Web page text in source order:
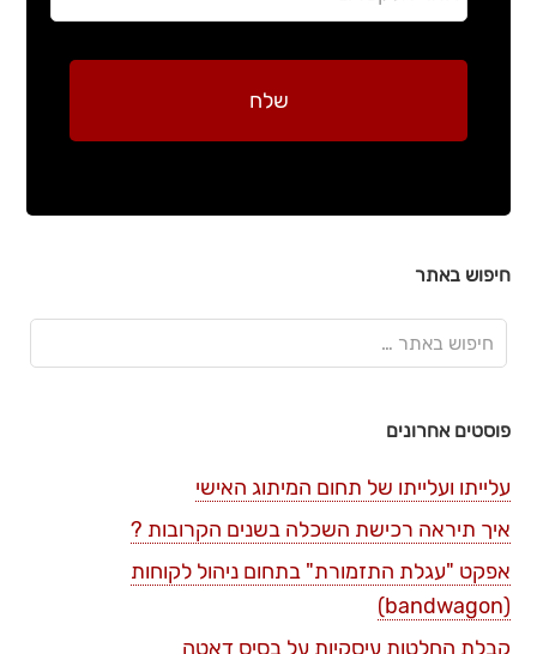
חיפוש באתר
פוסטים אחרונים
עלייתו ועלייתו של תחום המיתוג האישי
איך תיראה רכישת השכלה בשנים הקרובות ?
אפקט "עגלת התזמורת" בתחום ניהול לקוחות
(bandwagon)
קבלת החלטות עיסקיות על בסיס דאטה